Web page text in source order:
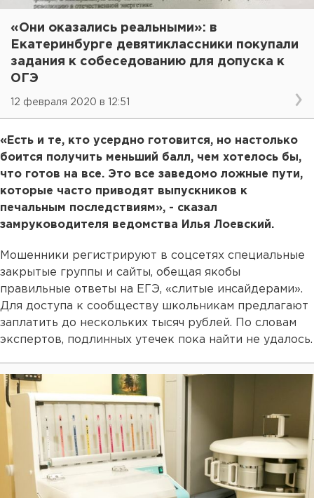
«Они оказались реальными»: в
Екатеринбурге девятиклассники покупали
задания к собеседованию для допуска к
ОГЭ
12 февраля 2020 в 12:51
«Есть и те, кто усердно готовится, но настолько
боится получить меньший балл, чем хотелось бы,
что готов на все. Это все заведомо ложные пути,
которые часто приводят выпускников к
печальным последствиям», - сказал
замруководителя ведомства Илья Лоевский.
Мошенники регистрируют в соцсетях специальные
закрытые группы и сайты, обещая якобы
правильные ответы на ЕГЭ, «слитые инсайдерами».
Для доступа к сообществу школьникам предлагают
заплатить до нескольких тысяч рублей. По словам
экспертов, подлинных утечек пока найти не удалось.